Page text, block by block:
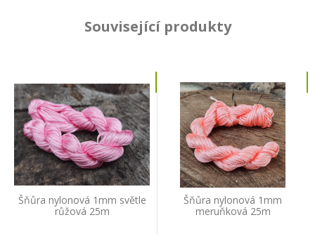
Související produkty
Šňůra nylonová 1mm světle
růžová 25m
Šňůra nylonová 1mm
meruňková 25m